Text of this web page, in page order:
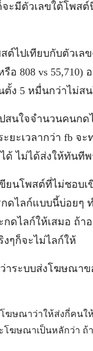
ะมีตัวเลขใต้โพส
ต์ไปเทียบกับตัวเ
อ 808 vs
ง 5 หมื่นกว่าไม่ส
สนใจจำนวนคนก
ยะเวลากว่า fb จ
ด้ ไม่ได้ส่งให้ทันที
นโพสต์ที่ไม่ชอบเ
ดไลก์แบบนี้บ่อยๆ
ดไลก์ให้เสมอ ถ้า
ๆก็จะไม่ไลก์ให้
ระบบส่งโฆษณาข
ฆษณาว่าให้ส่งกี่คนใ
โฆษณาเป็นหลักว่า ถ้